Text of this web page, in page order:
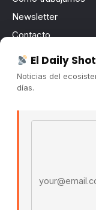
Newsletter
Contacto
Publicidad
Convocatorias
El Daily
Noticias del
días.